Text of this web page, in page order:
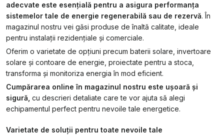
adecvate este esențială pentru a asigura performanța
sistemelor tale de energie regenerabilă sau de rezervă. În
magazinul nostru vei găsi produse de înaltă calitate, ideale
pentru instalații rezidențiale și comerciale.
Oferim o varietate de opțiuni precum baterii solare, invertoare
solare și contoare de energie, proiectate pentru a stoca,
transforma și monitoriza energia în mod eficient.
Cumpărarea online în magazinul nostru este ușoară și
sigură, cu descrieri detaliate care te vor ajuta să alegi
echipamentul perfect pentru nevoile tale energetice.
Varietate de soluții pentru toate nevoile tale